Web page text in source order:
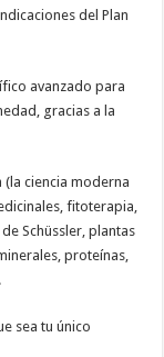
del Plan
avanzado para
gracias a la
ciencia moderna
fitoterapia,
Schüssler, plantas
proteínas,
sea tu único